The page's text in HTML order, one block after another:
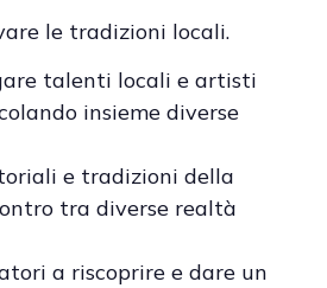
le tradizioni locali.
talenti locali e artisti
insieme diverse
e tradizioni della
tra diverse realtà
a riscoprire e dare un